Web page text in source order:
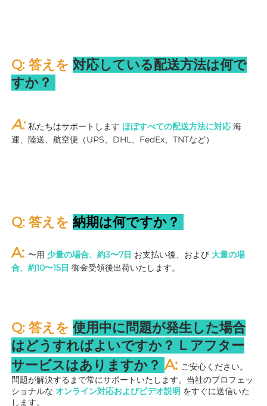
Q: 答えを 対応している配送方法は何で
すか？
A: 私たちはサポートします ほぼすべての配送方法に対応 海
運、陸送、航空便（UPS、DHL、FedEx、TNTなど）
Q: 答えを 納期は何ですか？
A: 〜用 少量の場合、約3〜7日 お支払い後、および 大量の場
合、約10〜15日 御金受領後出荷いたします。
Q: 答えを 使用中に問題が発生した場合
はどうすればよいですか？ L アフター
サービスはありますか？ A: ご安心ください。
問題が解決するまで常にサポートいたします。当社のプロフェッ
ショナルな オンライン対応およびビデオ説明 をすぐに送信いた
します。